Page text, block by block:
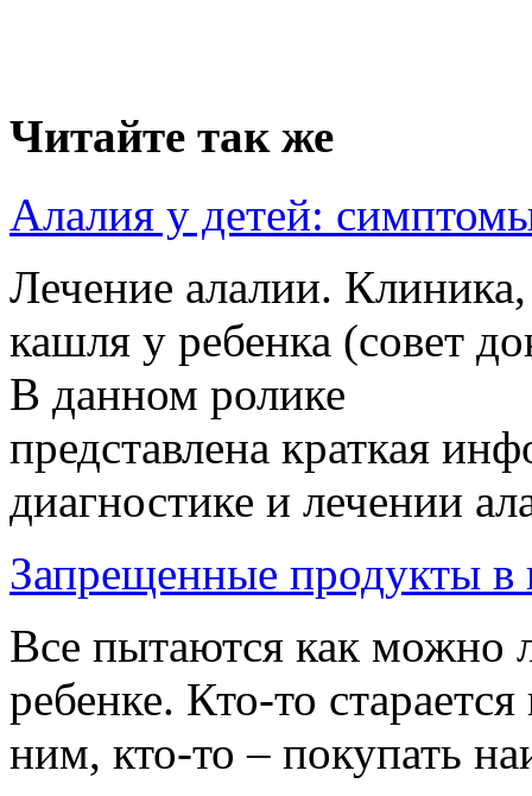
Читайте так же
Алалия у детей:
Лечение алалии.
кашля у ребенка (совет
В данном ролике
представлена краткая
диагностике и лечении
Запрещенные продукты в
Все пытаются как можно
ребенке. Кто-то
ним, кто-то – покупать